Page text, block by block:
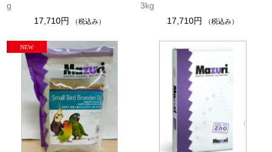
g
17,710円
（税込み）
3kg
17,710円
（税込み）